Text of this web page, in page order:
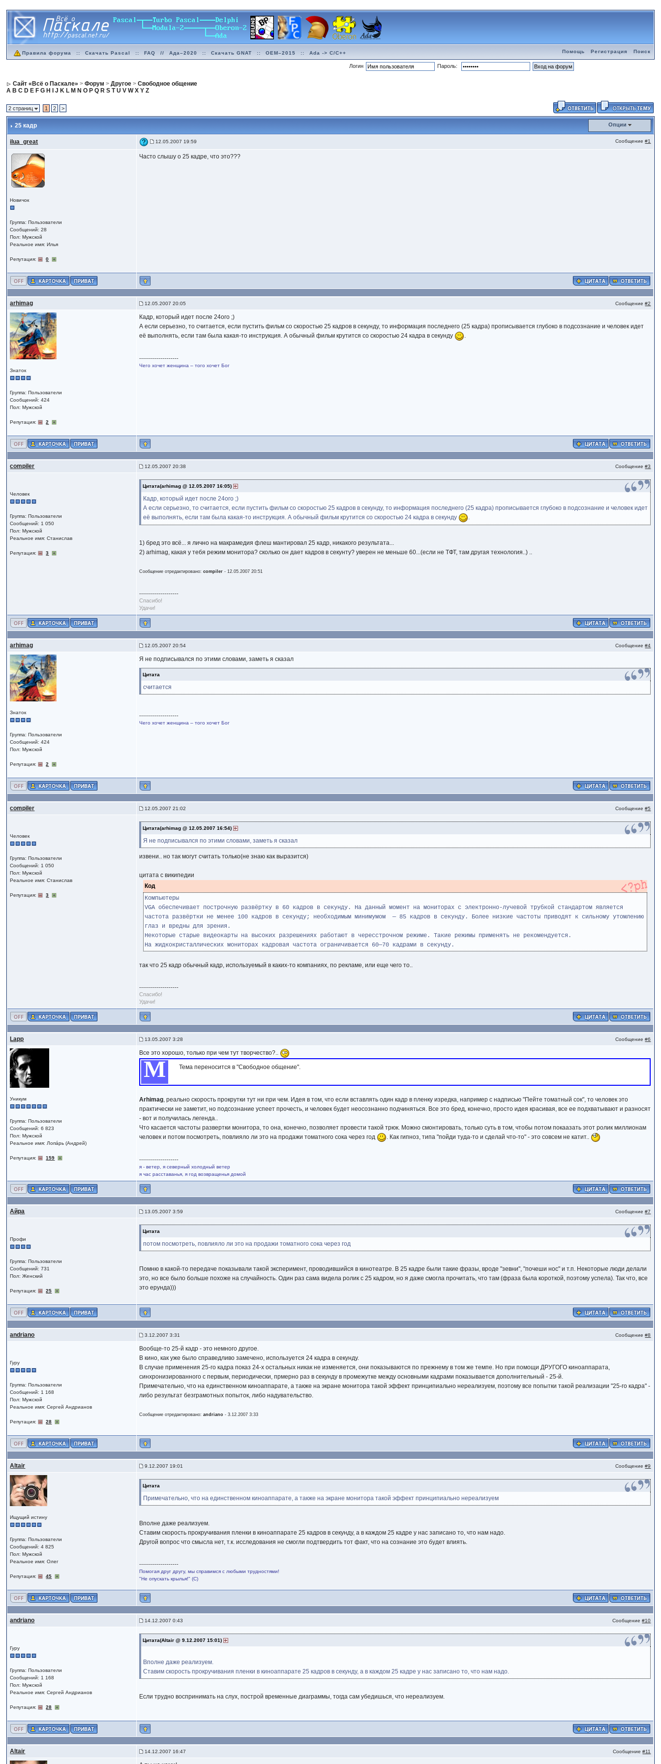
Правила форума :: Скачать Pascal :: FAQ // Ада–2020 :: Скачать GNAT :: OEM–2015 :: Ada -> C/C++ Помощь Регистрация Поиск
Логин Пароль:
Сайт «Всё о Паскале» >Форум >Другое >Свободное общение
A B C D E F G H J K L M N O P Q R S T U V W X Y Z
2 страниц 1 2 >
25 кадр Опции
ilua_great 12.05.2007 19:59 Сообщение#1
Новичок
Группа: Пользователи
Сообщений: 28
Пол: Мужской
Реальное имя: Илья
Репутация: 0
Часто слышу о 25 кадре, что это???
arhimag 12.05.2007 20:05 Сообщение#2
Знаток
Группа: Пользователи
Сообщений: 424
Пол: Мужской
Репутация: 2
Кадр, который идет после 24ого ;)
А если серьезно, то считается, если пустить фильм со скоростью 25 кадров в секунду, то информация последнего (25 кадра) прописывается глубоко в подсознание и человек идет
её выполнять, если там была какая-то инструкция. А обычный фильм крутится со скоростью 24 кадра в секунду
.
--------------------
Чего хочет женщина – того хочет Бог
compiler 12.05.2007 20:38 Сообщение#3
Человек
Группа: Пользователи
Сообщений: 1 050
Пол: Мужской
Реальное имя: Станислав
Репутация: 3
Цитата(arhimag @ 12.05.2007 16:05)
Кадр, который идет после 24ого ;)
А если серьезно, то считается, если пустить фильм со скоростью 25 кадров в секунду, то информация последнего (25 кадра) прописывается глубоко в подсознание и человек идет
её выполнять, если там была какая-то инструкция. А обычный фильм крутится со скоростью 24 кадра в секунду
.
1) бред это всё... я лично на макрамедия флеш мантировал 25 кадр, никакого результата...
2) arhimag, какая у тебя режим монитора? сколько он дает кадров в секунту? уверен не меньше 60...(если не ТФТ, там другая технология..) ..
Сообщение отредактировано:compiler -12.05.2007 20:51
--------------------
Спасибо!
Удачи!
arhimag 12.05.2007 20:54 Сообщение#4
Знаток
Группа: Пользователи
Сообщений: 424
Пол: Мужской
Репутация: 2
Я не подписывался по этими словами, заметь я сказал
Цитата
считается
--------------------
Чего хочет женщина – того хочет Бог
compiler 12.05.2007 21:02 Сообщение#5
Человек
Группа: Пользователи
Сообщений: 1 050
Пол: Мужской
Реальное имя: Станислав
Репутация: 3
Цитата(arhimag @ 12.05.2007 16:54)
Я не подписывался по этими словами, заметь я сказал
извени.. но так могут считать только(не знаю как выразится)
цитата с википедии
Код
Компьютеры
VGA обеспечивает построчную развёртку в 60 кадров в секунду. На данный момент на мониторах с электронно-лучевой трубкой стандартом является
частота развёртки не менее 100 кадров в секунду; необходимым минимумом — 85 кадров в секунду. Более низкие частоты приводят к сильному утомлению
глаз и вредны для зрения.
Некоторые старые видеокарты на высоких разрешениях работают в чересстрочном режиме. Такие режимы применять не рекомендуется.
На жидкокристаллических мониторах кадровая частота ограничивается 60—70 кадрами в секунду.
так что 25 кадр обычный кадр, используемый в каких-то компаниях, по рекламе, или еще чего то..
--------------------
Спасибо!
Удачи!
Lapp 13.05.2007 3:28 Сообщение#6
Уникум
Группа: Пользователи
Сообщений: 6 823
Пол: Мужской
Реальное имя: Лопáрь (Андрей)
Репутация: 159
Все это хорошо, только при чем тут творчество?..
М Тема переносится в "Свободное общение".
Arhimag, реально скорость прокрутки тут ни при чем. Идея в том, что если вставлять один кадр в пленку изредка, например с надписью "Пейте томатный сок", то человек это
практически не заметит, но подсознание успеет прочесть, и человек будет неосознанно подчиняться. Все это бред, конечно, просто идея красивая, все ее подхватывают и разносят
- вот и получилась легенда..
Что касается частоты развертки монитора, то она, конечно, позволяет провести такой трюк. Можно смонтировать, только суть в том, чтобы потом покаазать этот ролик миллионам
человек и потом посмотреть, повлияло ли это на продажи томатного сока через год
. Как гипноз, типа "пойди туда-то и сделай что-то" - это совсем не катит..
--------------------
я - ветер, я северный холодный ветер
я час расставанья, я год возвращенья домой
Айра 13.05.2007 3:59 Сообщение#7
Профи
Группа: Пользователи
Сообщений: 731
Пол: Женский
Репутация: 25
Цитата
потом посмотреть, повлияло ли это на продажи томатного сока через год
Помню в какой-то передаче показывали такой эксперимент, проводившийся в кинотеатре. В 25 кадре были такие фразы, вроде "зевни", "почеши нос" и т.п. Некоторые люди делали
это, но все было больше похоже на случайность. Один раз сама видела ролик с 25 кадром, но я даже смогла прочитать, что там (фраза была короткой, поэтому успела). Так что, все
это ерунда)))
andriano 3.12.2007 3:31 Сообщение#8
Гуру
Группа: Пользователи
Сообщений: 1 168
Пол: Мужской
Реальное имя: Сергей Андрианов
Репутация: 28
Вообще-то 25-й кадр - это немного другое.
В кино, как уже было справедливо замечено, используется 24 кадра в секунду.
В случае применения 25-го кадра показ 24-х остальных никак не изменяется, они показываются по прежнему в том же темпе. Но при помощи ДРУГОГО киноаппарата,
синхронизированного с первым, периодически, прмерно раз в секунду в промежутке между основными кадрами показывается дополнительный - 25-й.
Примечательно, что на единственном киноаппарате, а также на экране монитора такой эффект принципиально нереализуем, поэтому все попытки такой реализации "25-го кадра" -
либо результат безграмотных попыток, либо надувательство.
Сообщение отредактировано:andriano -3.12.2007 3:33
Altair 9.12.2007 19:01 Сообщение#9
Ищущий истину
Группа: Пользователи
Сообщений: 4 825
Пол: Мужской
Реальное имя: Олег
Репутация: 45
Цитата
Примечательно, что на единственном киноаппарате, а также на экране монитора такой эффект принципиально нереализуем
Вполне даже реализуем.
Ставим скорость прокручивания пленки в киноаппарате 25 кадров в секунду, а в каждом 25 кадре у нас записано то, что нам надо.
Другой вопрос что смысла нет, т.к. исследования не смогли подтвердить тот факт, что на сознание это будет влиять.
--------------------
Помогая друг другу, мы справимся с любыми трудностями!
"Не опускать крылья!" (С)
andriano 14.12.2007 0:43 Сообщение#10
Гуру
Группа: Пользователи
Сообщений: 1 168
Пол: Мужской
Реальное имя: Сергей Андрианов
Репутация: 28
Цитата(Altair @ 9.12.2007 15:01)
Вполне даже реализуем.
Ставим скорость прокручивания пленки в киноаппарате 25 кадров в секунду, а в каждом 25 кадре у нас записано то, что нам надо.
Если трудно воспринимать на слух, построй временные диаграммы, тогда сам убедишься, что нереализуем.
Altair 14.12.2007 16:47 Сообщение#11